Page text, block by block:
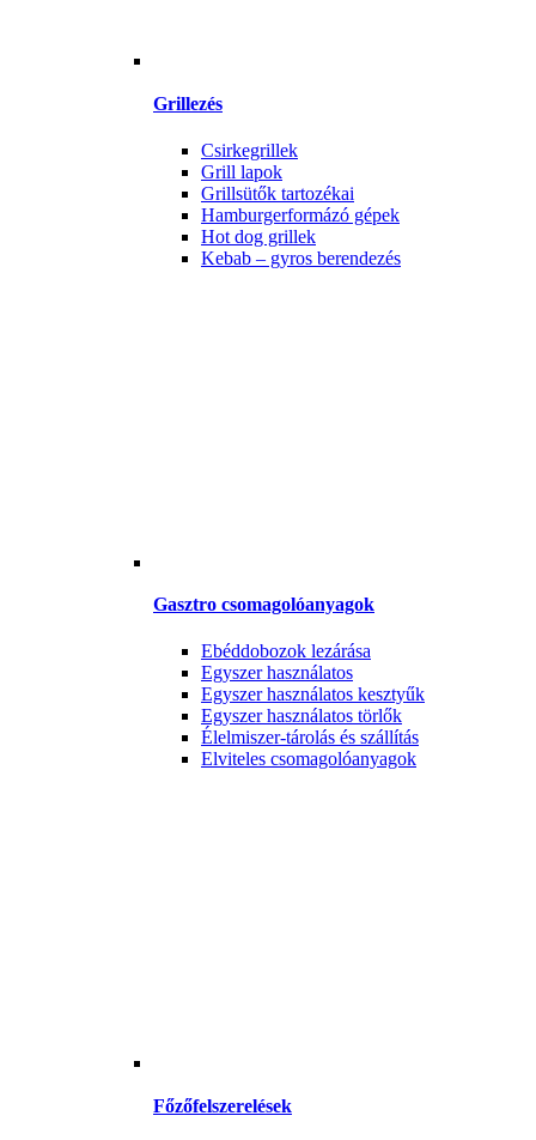
Grillezés
Csirkegrillek
Grill lapok
Grillsütők tartozékai
Hamburgerformázó gépek
Hot dog grillek
Kebab – gyros berendezés
Gasztro csomagolóanyagok
Ebéddobozok lezárása
Egyszer használatos
Egyszer használatos kesztyűk
Egyszer használatos törlők
Élelmiszer-tárolás és szállítás
Elviteles csomagolóanyagok
Főzőfelszerelések